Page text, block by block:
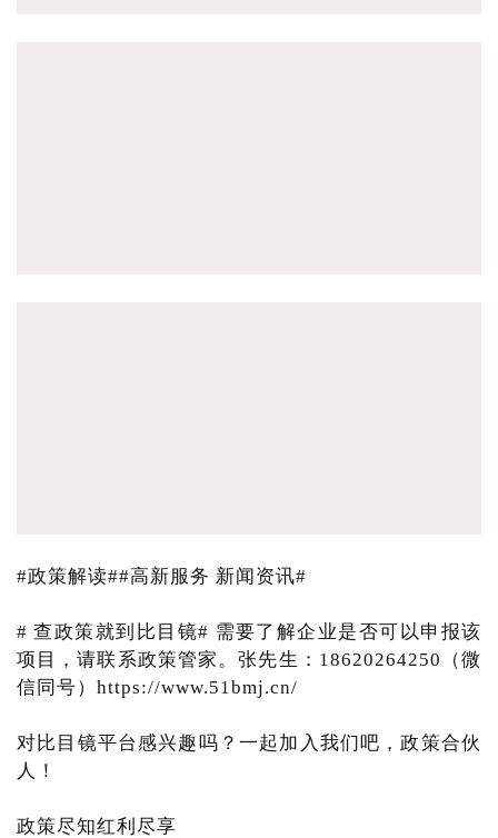
#政策解读##高新服务 新闻资讯#
# 查政策就到比目镜# 需要了解企业是否可以申报该
项目，请联系政策管家。张先生：18620264250（微
信同号）https://www.51bmj.cn/
对比目镜平台感兴趣吗？一起加入我们吧，政策合伙
人！
政策尽知红利尽享